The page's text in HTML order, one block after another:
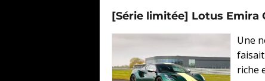
[Série limitée] Lotus Emira
Une
riche